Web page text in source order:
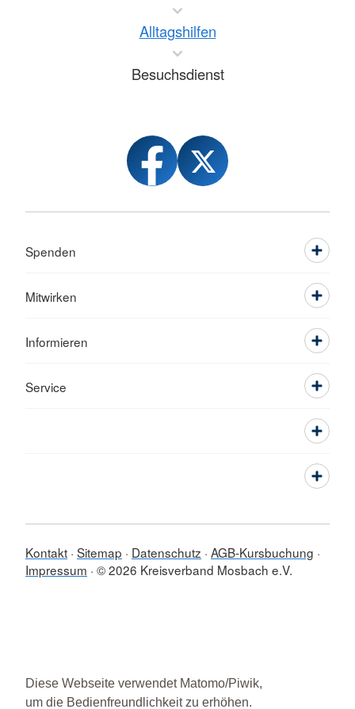
Diese Webseite verwendet Matomo/Piwik,
um die Bedienfreundlichkeit zu erhöhen.
Alltagshilfen
Besuchsdienst
Spenden
Mitwirken
Informieren
Service
Kontakt Sitemap Datenschutz AGB-Kursbuchung
Impressum © 2026 Kreisverband Mosbach e.V.